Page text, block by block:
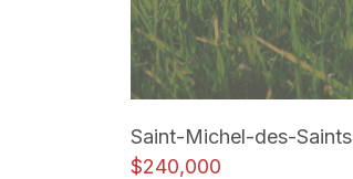
Saint-Michel-des-Saints
$240,000